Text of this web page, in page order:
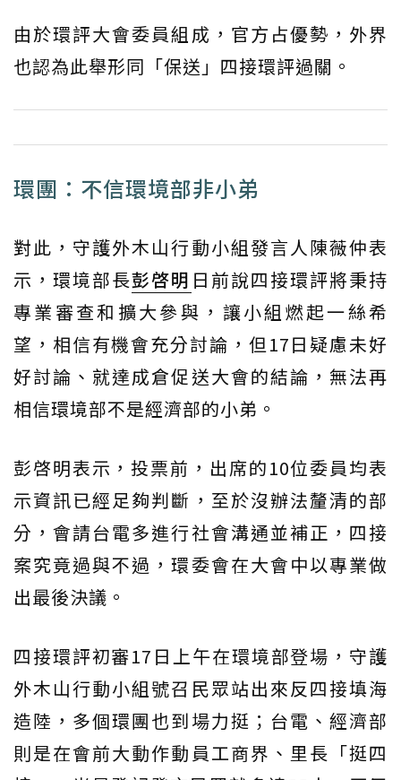
由於環評大會委員組成，官方占優勢，外界
也認為此舉形同「保送」四接環評過關。
環團：不信環境部非小弟
對此，守護外木山行動小組發言人陳薇仲表
示，環境部長彭啓明 日前說四接環評將秉持
專業審查和擴大參與，讓小組燃起一絲希
望，相信有機會充分討論，但17日疑慮未好
好討論、就達成倉促送大會的結論，無法再
相信環境部不是經濟部的小弟。
彭啓明表示，投票前，出席的10位委員均表
示資訊已經足夠判斷，至於沒辦法釐清的部
分，會請台電多進行社會溝通並補正，四接
案究竟過與不過，環委會在大會中以專業做
出最後決議。
四接環評初審17日上午在環境部登場，守護
外木山行動小組號召民眾站出來反四接填海
造陸，多個環團也到場力挺；台電、經濟部
則是在會前大動作動員工商界、里長「挺四